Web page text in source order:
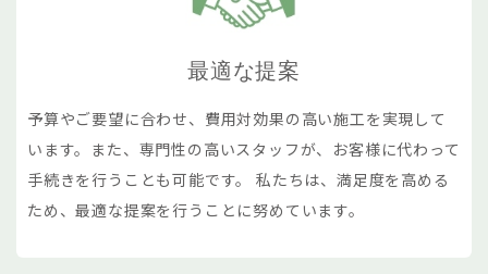
最適な提案
予算やご要望に合わせ、費用対効果の高い施工を実現して
います。また、専門性の高いスタッフが、お客様に代わって
手続きを行うことも可能です。 私たちは、満足度を高める
ため、最適な提案を行うことに努めています。